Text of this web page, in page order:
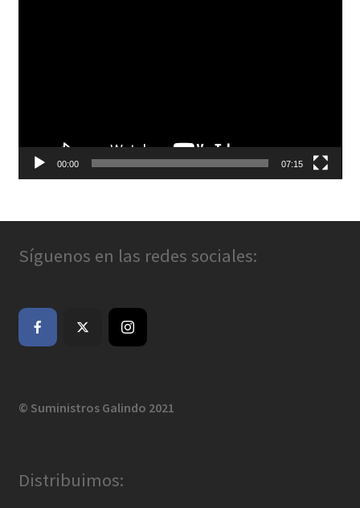
00:00 07:15
Síguenos en las redes sociales:
© Suministros Galindo 2021
Distribuimos: